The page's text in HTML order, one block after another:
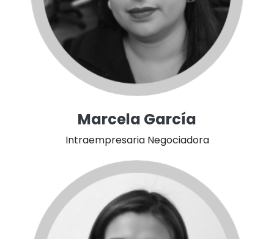
Marcela García
Intraempresaria Negociadora